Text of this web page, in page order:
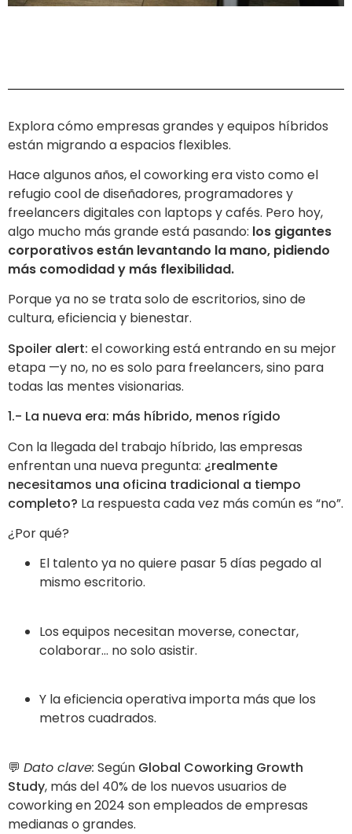
Explora cómo empresas grandes y equipos híbridos
están migrando a espacios flexibles.
Hace algunos años, el coworking era visto como el
refugio cool de diseñadores, programadores y
freelancers digitales con laptops y cafés. Pero hoy,
algo mucho más grande está pasando: los gigantes
corporativos están levantando la mano, pidiendo
más comodidad y más flexibilidad.
Porque ya no se trata solo de escritorios, sino de
cultura, eficiencia y bienestar.
Spoiler alert: el coworking está entrando en su mejor
etapa —y no, no es solo para freelancers, sino para
todas las mentes visionarias.
1.- La nueva era: más híbrido, menos rígido
Con la llegada del trabajo híbrido, las empresas
enfrentan una nueva pregunta: ¿realmente
necesitamos una oficina tradicional a tiempo
completo? La respuesta cada vez más común es “no”.
¿Por qué?
El talento ya no quiere pasar 5 días pegado al
mismo escritorio.
Los equipos necesitan moverse, conectar,
colaborar… no solo asistir.
Y la eficiencia operativa importa más que los
metros cuadrados.
💬 Dato clave: Según Global Coworking Growth
Study, más del 40% de los nuevos usuarios de
coworking en 2024 son empleados de empresas
medianas o grandes.